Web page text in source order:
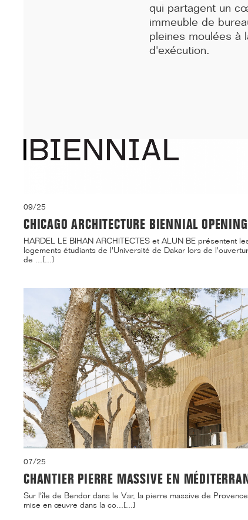
inaugurés sous le signe de la fidél...[...]
09/25
CHICAGO ARCHITECTURE BIENNIAL OPENING
HARDEL LE BIHAN ARCHITECTES et ALUN BE présentent
logements étudiants de l'Université de Dakar lors de
de ...[...]
07/25
CHANTIER PIERRE MASSIVE EN
Sur l'île de Bendor dans le Var, la pierre massive de
mise en œuvre dans la co...[...]
qui partagent un
immeuble de
pleines moulées à
d'exécution.